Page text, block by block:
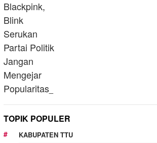
TOPIK POPULER
KABUPATEN TTU